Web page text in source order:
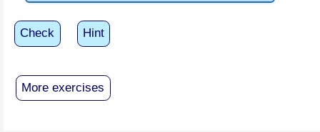
Check Hint
More exercises